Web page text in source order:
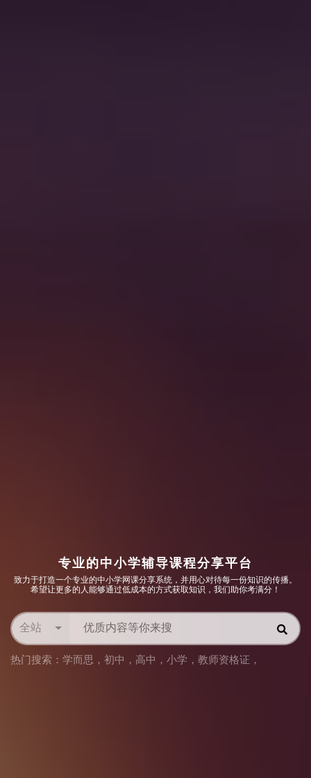
专业的中小学辅导课程分享平台
致力于打造一个专业的中小学网课分享系统，并用心对待每一份知识的传播。
希望让更多的人能够通过低成本的方式获取知识，我们助你考满分！
全站
热门搜索： 学而思 ， 初中 ， 高中 ， 小学 ， 教师资格证 ，